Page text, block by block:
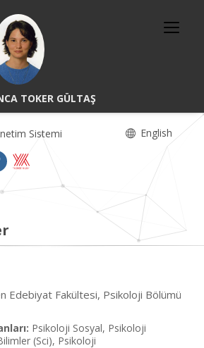
TOKER GÜLTAŞ
Sistemi English
Edebiyat Fakültesi, Psikoloji Bölümü
Psikoloji Sosyal, Psikoloji
(Sci), Psikoloji